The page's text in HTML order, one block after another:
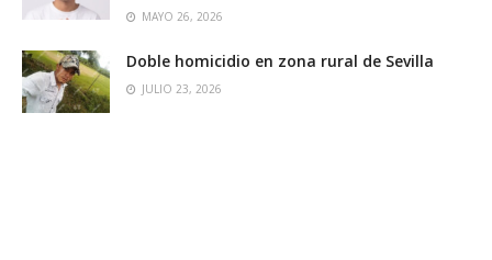
MAYO 26, 2026
Doble homicidio en zona rural de Sevilla
JULIO 23, 2026